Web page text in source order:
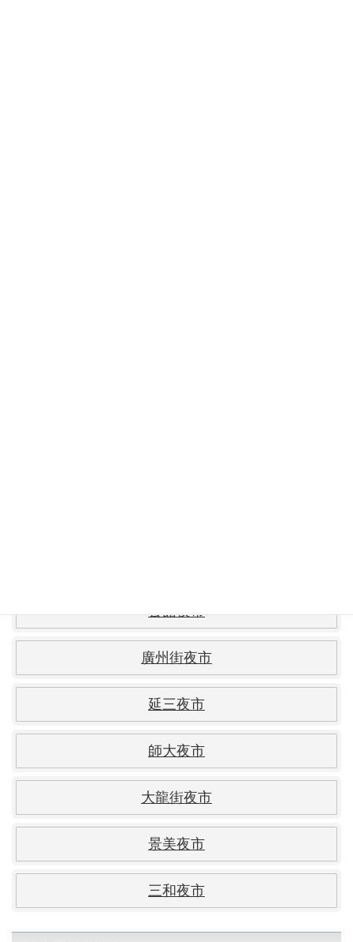
公館夜市
廣州街夜市
延三夜市
師大夜市
大龍街夜市
景美夜市
三和夜市